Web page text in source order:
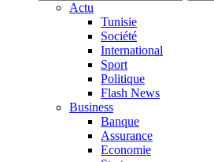
Actu
Tunisie
Société
International
Sport
Politique
Flash News
Business
Banque
Assurance
Economie